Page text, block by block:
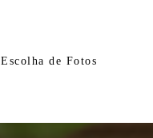
Escolha de Fotos